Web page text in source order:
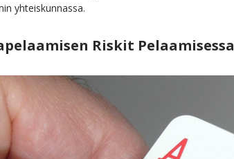
yhteiskunnassa.
Riskit Pelaamisessa